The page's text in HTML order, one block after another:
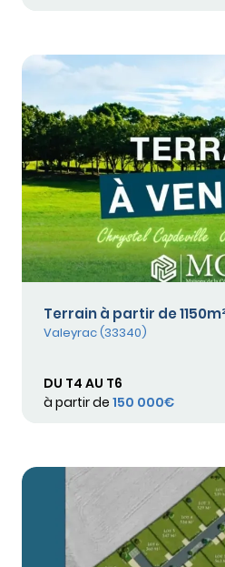
Terrain à partir de
Valeyrac (33340)
DU T4 AU T6
à partir de 150 000€